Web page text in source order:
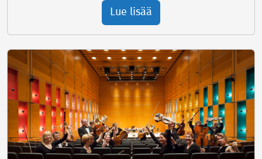
Lue lisää